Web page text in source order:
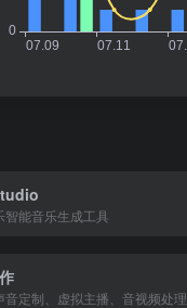
智能音乐生成工具
音定制、虚拟主播、音视频处理